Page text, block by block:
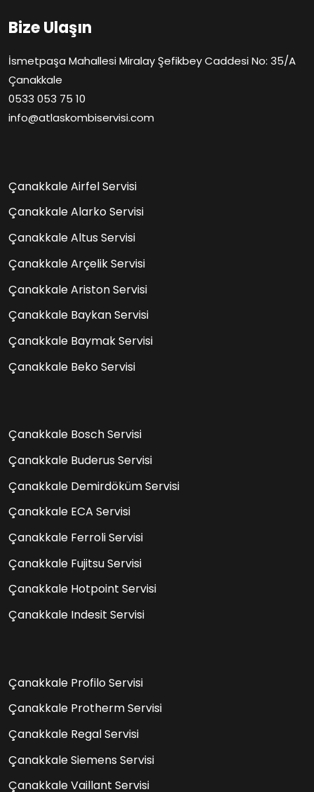
Bize Ulaşın
İsmetpaşa Mahallesi Miralay Şefikbey Caddesi No: 35/A
Çanakkale
0533 053 75 10
info@atlaskombiservisi.com
Çanakkale Airfel Servisi
Çanakkale Alarko Servisi
Çanakkale Altus Servisi
Çanakkale Arçelik Servisi
Çanakkale Ariston Servisi
Çanakkale Baykan Servisi
Çanakkale Baymak Servisi
Çanakkale Beko Servisi
Çanakkale Bosch Servisi
Çanakkale Buderus Servisi
Çanakkale Demirdöküm Servisi
Çanakkale ECA Servisi
Çanakkale Ferroli Servisi
Çanakkale Fujitsu Servisi
Çanakkale Hotpoint Servisi
Çanakkale Indesit Servisi
Çanakkale Profilo Servisi
Çanakkale Protherm Servisi
Çanakkale Regal Servisi
Çanakkale Siemens Servisi
Çanakkale Vaillant Servisi